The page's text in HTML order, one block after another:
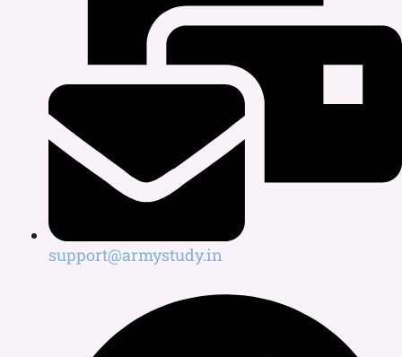
support@armystudy.in